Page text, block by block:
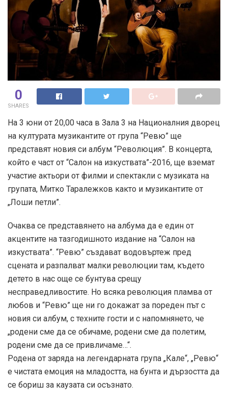
0
SHARES
На 3 юни от 20,00 часа в Зала 3 на Националния дворец
на културата музикантите от група “Ревю” ще
представят новия си албум “Революция”. В концерта,
който е част от “Салон на изкуствата”-2016, ще вземат
участие актьори от филми и спектакли с музиката на
групата, Митко Таралежков както и музикантите от
„Лоши петли”.
Очаква се представянето на албума да е един от
акцентите на тазгодишното издание на “Салон на
изкуствата”. “Ревю” създават водовъртеж пред
сцената и разпалват малки революции там, където
детето в нас още се бунтува срещу
несправедливостите. Но всяка революция пламва от
любов и “Ревю” ще ни го докажат за пореден път с
новия си албум, с техните гости и с напомнянето, че
„родени сме да се обичаме, родени сме да полетим,
родени сме да се привличаме…“.
Родена от заряда на легендарната група „Кале“, „Ревю“
е чистата емоция на младостта, на бунта и дързостта да
се бориш за каузата си осъзнато.